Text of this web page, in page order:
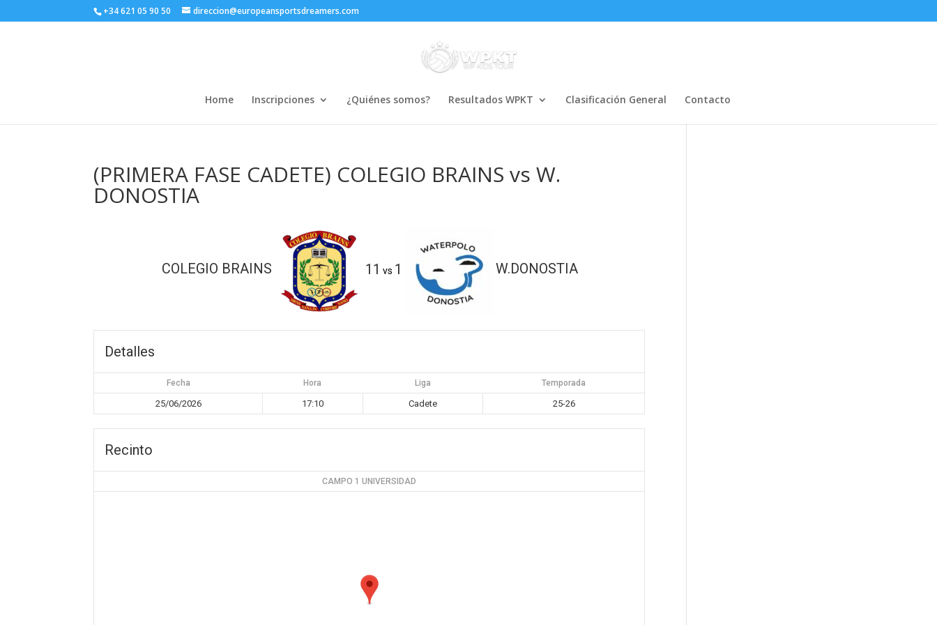
+34 621 05 90 50 direccion@europeansportsdreamers.com
Home Inscripciones ¿Quiénes somos? Resultados WPKT Clasificación General Contacto
(PRIMERA FASE CADETE) COLEGIO BRAINS vs W.
DONOSTIA
COLEGIO BRAINS 11 vs 1 W.DONOSTIA
Detalles
Fecha Hora Liga Temporada
25/06/2026 17:10 Cadete 25-26
Recinto
CAMPO 1 UNIVERSIDAD